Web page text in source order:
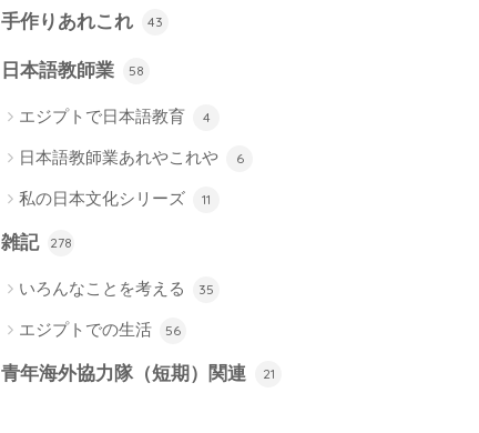
手作りあれこれ 43
日本語教師業 58
エジプトで日本語教育 4
日本語教師業あれやこれや 6
私の日本文化シリーズ 11
雑記 278
いろんなことを考える 35
エジプトでの生活 56
青年海外協力隊（短期）関連 21